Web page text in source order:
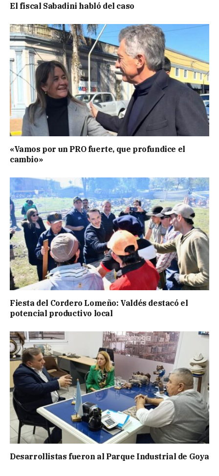
El fiscal Sabadini habló del caso
«Vamos por un PRO fuerte, que profundice el
cambio»
Fiesta del Cordero Lomeño: Valdés destacó el
potencial productivo local
Desarrollistas fueron al Parque Industrial de Goya